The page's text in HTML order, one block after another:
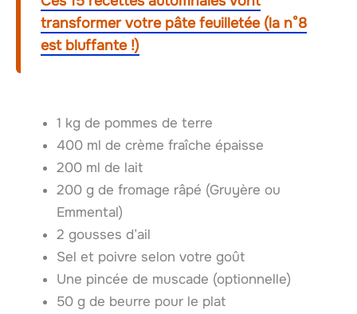
transformer votre pâte feuilletée (la n°8
est bluffante !)
1 kg de pommes de terre
400 ml de crème fraîche épaisse
200 ml de lait
200 g de fromage râpé (Gruyère ou
Emmental)
2 gousses d’ail
Sel et poivre selon votre goût
Une pincée de muscade (optionnelle)
50 g de beurre pour le plat